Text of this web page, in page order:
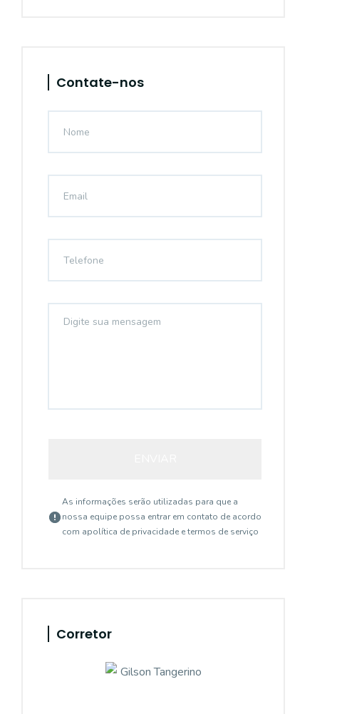
Contate-nos
As informações serão utilizadas para que a
nossa equipe possa entrar em contato de acordo
com apolítica de privacidade e termos de serviço
Corretor